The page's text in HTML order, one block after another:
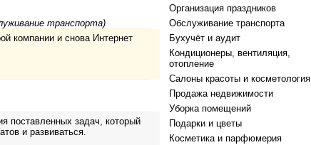
транспорта)
компании и снова Интернет
поставленных задач, который
и развиваться.
Организация праздников
Обслуживание транспорта
Бухучёт и аудит
Кондиционеры, вентиляция,
отопление
Салоны красоты и косметология
Продажа недвижимости
Уборка помещений
Подарки и цветы
Косметика и парфюмерия